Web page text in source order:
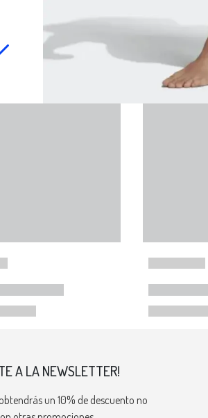
A LA NEWSLETTER!
un 10% de descuento no